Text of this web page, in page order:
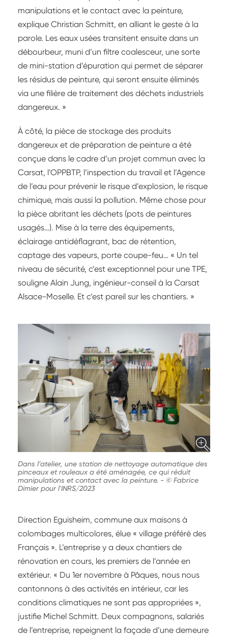
manipulations et le contact avec la peinture,
explique Christian Schmitt, en alliant le geste à la
parole. Les eaux usées transitent ensuite dans un
débourbeur, muni d’un filtre coalesceur, une sorte
de mini-station d’épuration qui permet de séparer
les résidus de peinture, qui seront ensuite éliminés
via une filière de traitement des déchets industriels
dangereux. »
À côté, la pièce de stockage des produits
dangereux et de préparation de peinture a été
conçue dans le cadre d’un projet commun avec la
Carsat, l’OPPBTP, l’inspection du travail et l’Agence
de l’eau pour prévenir le risque d’explosion, le risque
chimique, mais aussi la pollution. Même chose pour
la pièce abritant les déchets (pots de peintures
usagés…). Mise à la terre des équipements,
éclairage antidéflagrant, bac de rétention,
captage des vapeurs, porte coupe-feu… « Un tel
niveau de sécurité, c’est exceptionnel pour une TPE,
souligne Alain Jung, ingénieur-conseil à la Carsat
Alsace-Moselle. Et c’est pareil sur les chantiers. »
Dans l’atelier, une station de nettoyage automatique des
pinceaux et rouleaux a été aménagée, ce qui réduit
manipulations et contact avec la peinture. - © Fabrice
Dimier pour l'INRS/2023
Direction Eguisheim, commune aux maisons à
colombages multicolores, élue « village préféré des
Français ». L’entreprise y a deux chantiers de
rénovation en cours, les premiers de l’année en
extérieur. « Du 1er novembre à Pâques, nous nous
cantonnons à des activités en intérieur, car les
conditions climatiques ne sont pas appropriées »,
justifie Michel Schmitt. Deux compagnons, salariés
de l’entreprise, repeignent la façade d’une demeure